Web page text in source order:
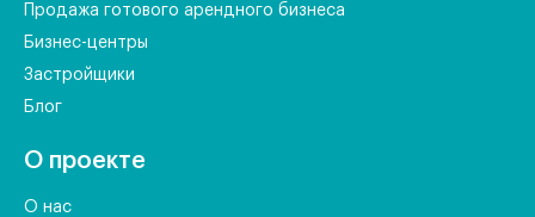
Продажа готового арендного бизнеса
Бизнес-центры
Застройщики
Блог
О проекте
О нас